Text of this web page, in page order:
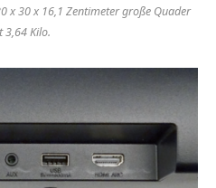
x 30 x 16,1 Zentimeter große Quader
3,64 Kilo.